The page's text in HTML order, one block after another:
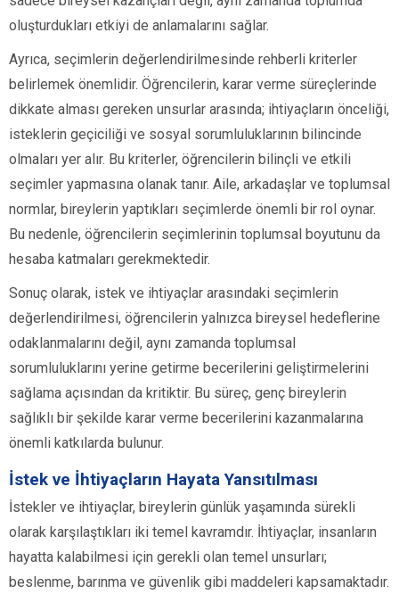
oluşturdukları etkiyi de anlamalarını sağlar.
Ayrıca, seçimlerin değerlendirilmesinde rehberli kriterler
belirlemek önemlidir. Öğrencilerin, karar verme süreçlerinde
dikkate alması gereken unsurlar arasında; ihtiyaçların önceliği,
isteklerin geçiciliği ve sosyal sorumluluklarının bilincinde
olmaları yer alır. Bu kriterler, öğrencilerin bilinçli ve etkili
seçimler yapmasına olanak tanır. Aile, arkadaşlar ve toplumsal
normlar, bireylerin yaptıkları seçimlerde önemli bir rol oynar.
Bu nedenle, öğrencilerin seçimlerinin toplumsal boyutunu da
hesaba katmaları gerekmektedir.
Sonuç olarak, istek ve ihtiyaçlar arasındaki seçimlerin
değerlendirilmesi, öğrencilerin yalnızca bireysel hedeflerine
odaklanmalarını değil, aynı zamanda toplumsal
sorumluluklarını yerine getirme becerilerini geliştirmelerini
sağlama açısından da kritiktir. Bu süreç, genç bireylerin
sağlıklı bir şekilde karar verme becerilerini kazanmalarına
önemli katkılarda bulunur.
İstek ve İhtiyaçların Hayata Yansıtılması
İstekler ve ihtiyaçlar, bireylerin günlük yaşamında sürekli
olarak karşılaştıkları iki temel kavramdır. İhtiyaçlar, insanların
hayatta kalabilmesi için gerekli olan temel unsurları;
beslenme, barınma ve güvenlik gibi maddeleri kapsamaktadır.